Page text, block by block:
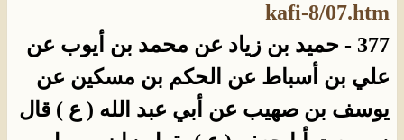
kafi-8/07.htm
377 - حميد بن زياد عن محمد بن أيوب عن
علي بن أسباط عن الحكم بن مسكين عن
يوسف بن صهيب عن أبي عبد الله ( ع ) قال